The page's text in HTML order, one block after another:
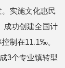
实施文化惠民
成功创建全国计
制在11.1‰。
3个专业镇转型